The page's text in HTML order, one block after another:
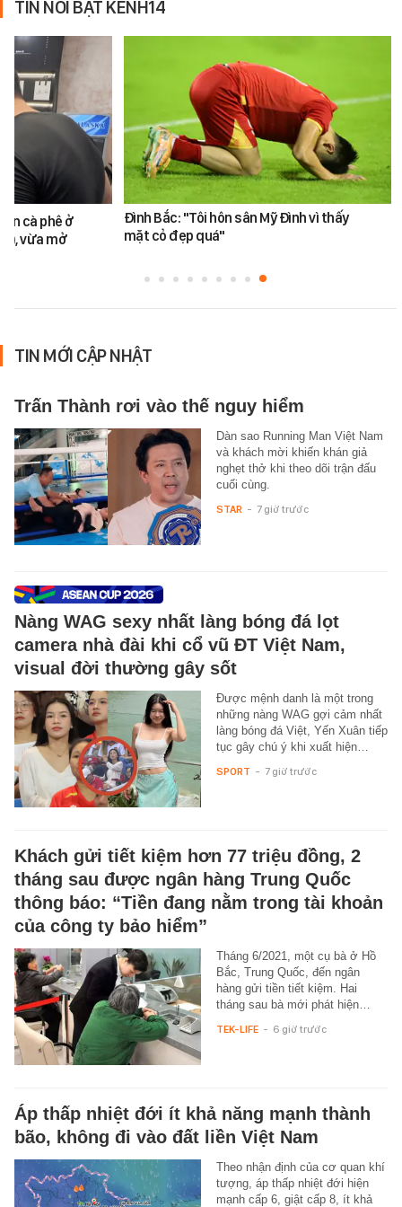
TIN NỔI BẬT KÊNH14
cà phê ở
vừa mở
Đình Bắc: "Tôi hôn sân Mỹ Đình vì thấy
mặt cỏ đẹp quá"
TIN MỚI CẬP NHẬT
Trấn Thành rơi vào thế nguy hiểm
Dàn sao Running Man Việt Nam
và khách mời khiến khán giả
nghẹt thở khi theo dõi trận đấu
cuối cùng.
STAR - 7 giờ trước
Nàng WAG sexy nhất làng bóng đá lọt
camera nhà đài khi cổ vũ ĐT Việt Nam,
visual đời thường gây sốt
Được mệnh danh là một trong
những nàng WAG gợi cảm nhất
làng bóng đá Việt, Yến Xuân tiếp
tục gây chú ý khi xuất hiện…
SPORT - 7 giờ trước
Khách gửi tiết kiệm hơn 77 triệu đồng, 2
tháng sau được ngân hàng Trung Quốc
thông báo: “Tiền đang nằm trong tài khoản
của công ty bảo hiểm”
Tháng 6/2021, một cụ bà ở Hồ
Bắc, Trung Quốc, đến ngân
hàng gửi tiền tiết kiệm. Hai
tháng sau bà mới phát hiện…
TEK-LIFE - 6 giờ trước
Áp thấp nhiệt đới ít khả năng mạnh thành
bão, không đi vào đất liền Việt Nam
Theo nhận định của cơ quan khí
tượng, áp thấp nhiệt đới hiện
mạnh cấp 6, giật cấp 8, ít khả